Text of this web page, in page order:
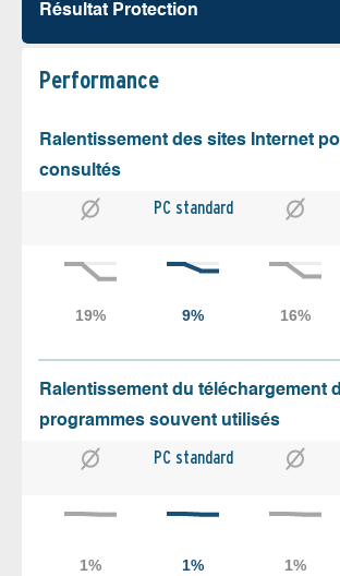
Résultat Protection
Performance
Ralentissement des sites Internet
consultés
PC standard
Ralentissement du téléchargement
programmes souvent utilisés
PC standard